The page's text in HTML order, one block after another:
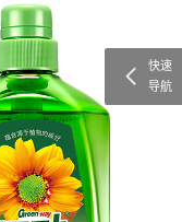
快速
导航